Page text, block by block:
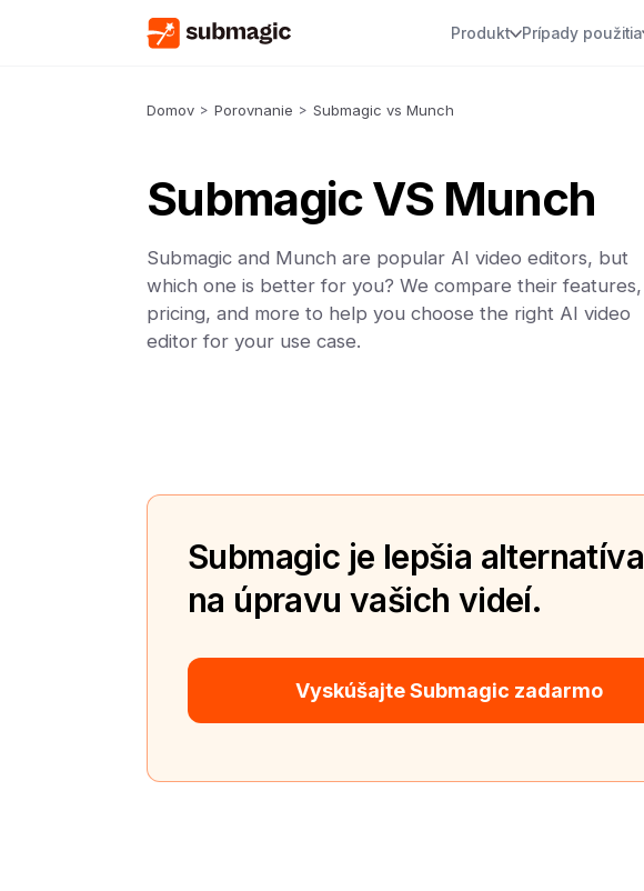
Produkt Prípady použitia
Domov > Porovnanie > Submagic vs Munch
Submagic VS Munch
Submagic and Munch are popular AI video editors, but
which one is better for you? We compare their features,
pricing, and more to help you choose the right AI video
editor for your use case.
Submagic je lepšia alternatíva
na úpravu vašich videí.
Vyskúšajte Submagic zadarmo